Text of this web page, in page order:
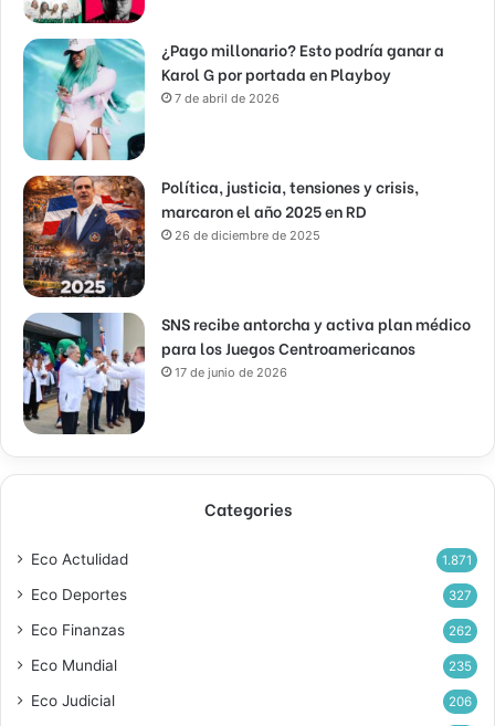
¿Pago millonario? Esto podría ganar a
Karol G por portada en Playboy
7 de abril de 2026
Política, justicia, tensiones y crisis,
marcaron el año 2025 en RD
26 de diciembre de 2025
SNS recibe antorcha y activa plan médico
para los Juegos Centroamericanos
17 de junio de 2026
Categories
Eco Actulidad 1.871
Eco Deportes 327
Eco Finanzas 262
Eco Mundial 235
Eco Judicial 206